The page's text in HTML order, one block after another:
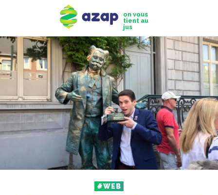
on vous
tient au
jus
#WEB